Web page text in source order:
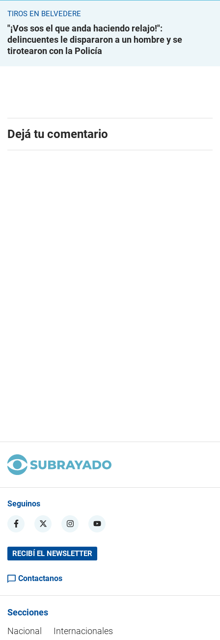
TIROS EN BELVEDERE
"¡Vos sos el que anda haciendo relajo!":
delincuentes le dispararon a un hombre y se
tirotearon con la Policía
Dejá tu comentario
Seguinos
RECIBÍ EL NEWSLETTER
Contactanos
Secciones
Nacional
Internacionales